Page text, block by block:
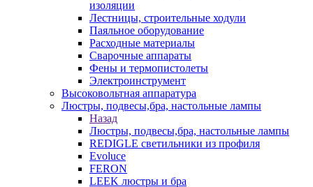
изоляции
Лестницы, строительные ходули
Паяльное оборудование
Расходные материалы
Сварочные аппараты
Фены и термопистолеты
Электроинструмент
Высоковольтная аппаратура
Люстры, подвесы,бра, настольные лампы
Назад
Люстры, подвесы,бра, настольные лампы
REDIGLE светильники из профиля
Evoluce
FERON
LEEK люстры и бра